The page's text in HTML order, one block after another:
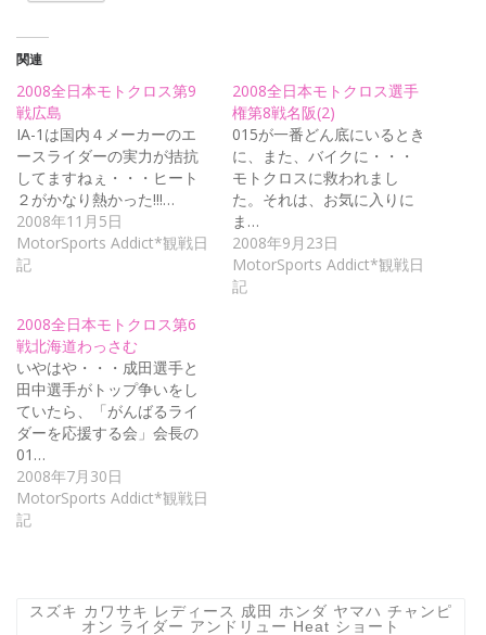
関連
2008全日本モトクロス第9
戦広島
IA-1は国内４メーカーのエ
ースライダーの実力が拮抗
してますねぇ・・・ヒート
２がかなり熱かった!!!…
2008年11月5日
MotorSports Addict*観戦日
記
2008全日本モトクロス選手
権第8戦名阪(2)
015が一番どん底にいるとき
に、また、バイクに・・・
モトクロスに救われまし
た。それは、お気に入りに
ま…
2008年9月23日
MotorSports Addict*観戦日
記
2008全日本モトクロス第6
戦北海道わっさむ
いやはや・・・成田選手と
田中選手がトップ争いをし
ていたら、「がんばるライ
ダーを応援する会」会長の
01…
2008年7月30日
MotorSports Addict*観戦日
記
スズキ カワサキ レディース 成田 ホンダ ヤマハ チャンピ
オン ライダー アンドリュー Heat ショート